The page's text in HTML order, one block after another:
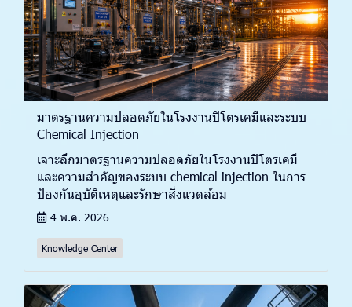
มาตรฐานความปลอดภัยในโรงงานปิโตรเคมีและระบบ
Chemical Injection
เจาะลึกมาตรฐานความปลอดภัยในโรงงานปิโตรเคมี
และความสำคัญของระบบ chemical injection ในการ
ป้องกันอุบัติเหตุและรักษาสิ่งแวดล้อม
4 พ.ค. 2026
Knowledge Center